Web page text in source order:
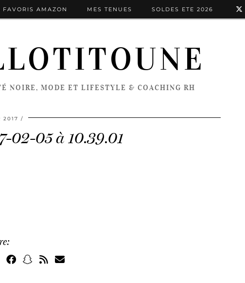
NOIRE, MODE ET LIFESTYLE & COACHING RH
FAVORIS AMAZON MES TENUES SOLDES ETE 2026
2017
02-05 à 10.39.01